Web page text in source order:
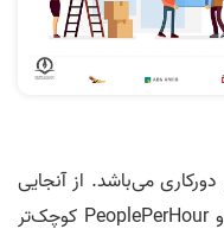
می‌باشد. از آنجایی
که Guru نسبت به دو سایت Upwork و PeoplePerHour کوچک‌تر